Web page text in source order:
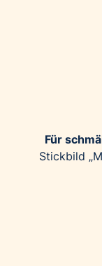
Für
Stickbild